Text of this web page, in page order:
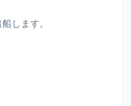
します。